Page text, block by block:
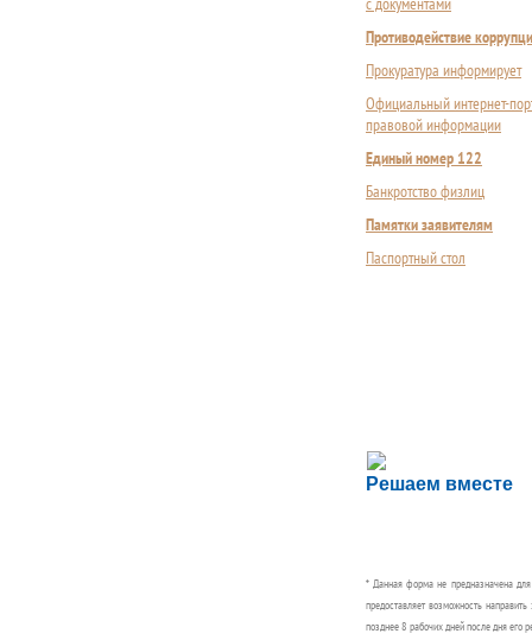
Противодействие
Прокуратура информирует
Официальный интернет-
правовой информации
Единый номер 122
Банкротство физлиц
Памятки заявителям
Паспортный стол
Решаем вместе
Сложности с
Сообщите об этом
* Данная форма не предназначена
предоставляет возможность
позднее 8 рабочих дней после дня его